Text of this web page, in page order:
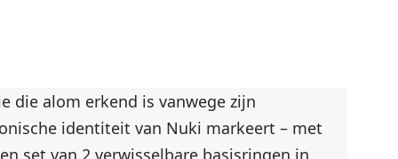
die alom erkend is vanwege zijn
identiteit van Nuki markeert – met
set van 2 verwisselbare basisringen in